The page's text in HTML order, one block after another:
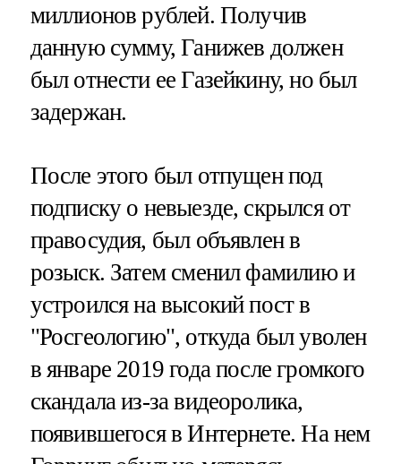
миллионов рублей. Получив
данную сумму, Ганижев должен
был отнести ее Газейкину, но был
задержан.
После этого был отпущен под
подписку о невыезде, скрылся от
правосудия, был объявлен в
розыск. Затем сменил фамилию и
устроился на высокий пост в
"Росгеологию", откуда был уволен
в январе 2019 года после громкого
скандала из-за видеоролика,
появившегося в Интернете. На нем